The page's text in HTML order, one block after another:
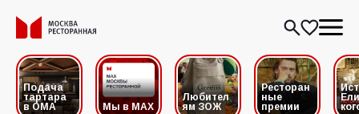
Подача
тартара
в ОМА
Мы в MAX
Любител
ям ЗОЖ
Ресторан
ные
премии